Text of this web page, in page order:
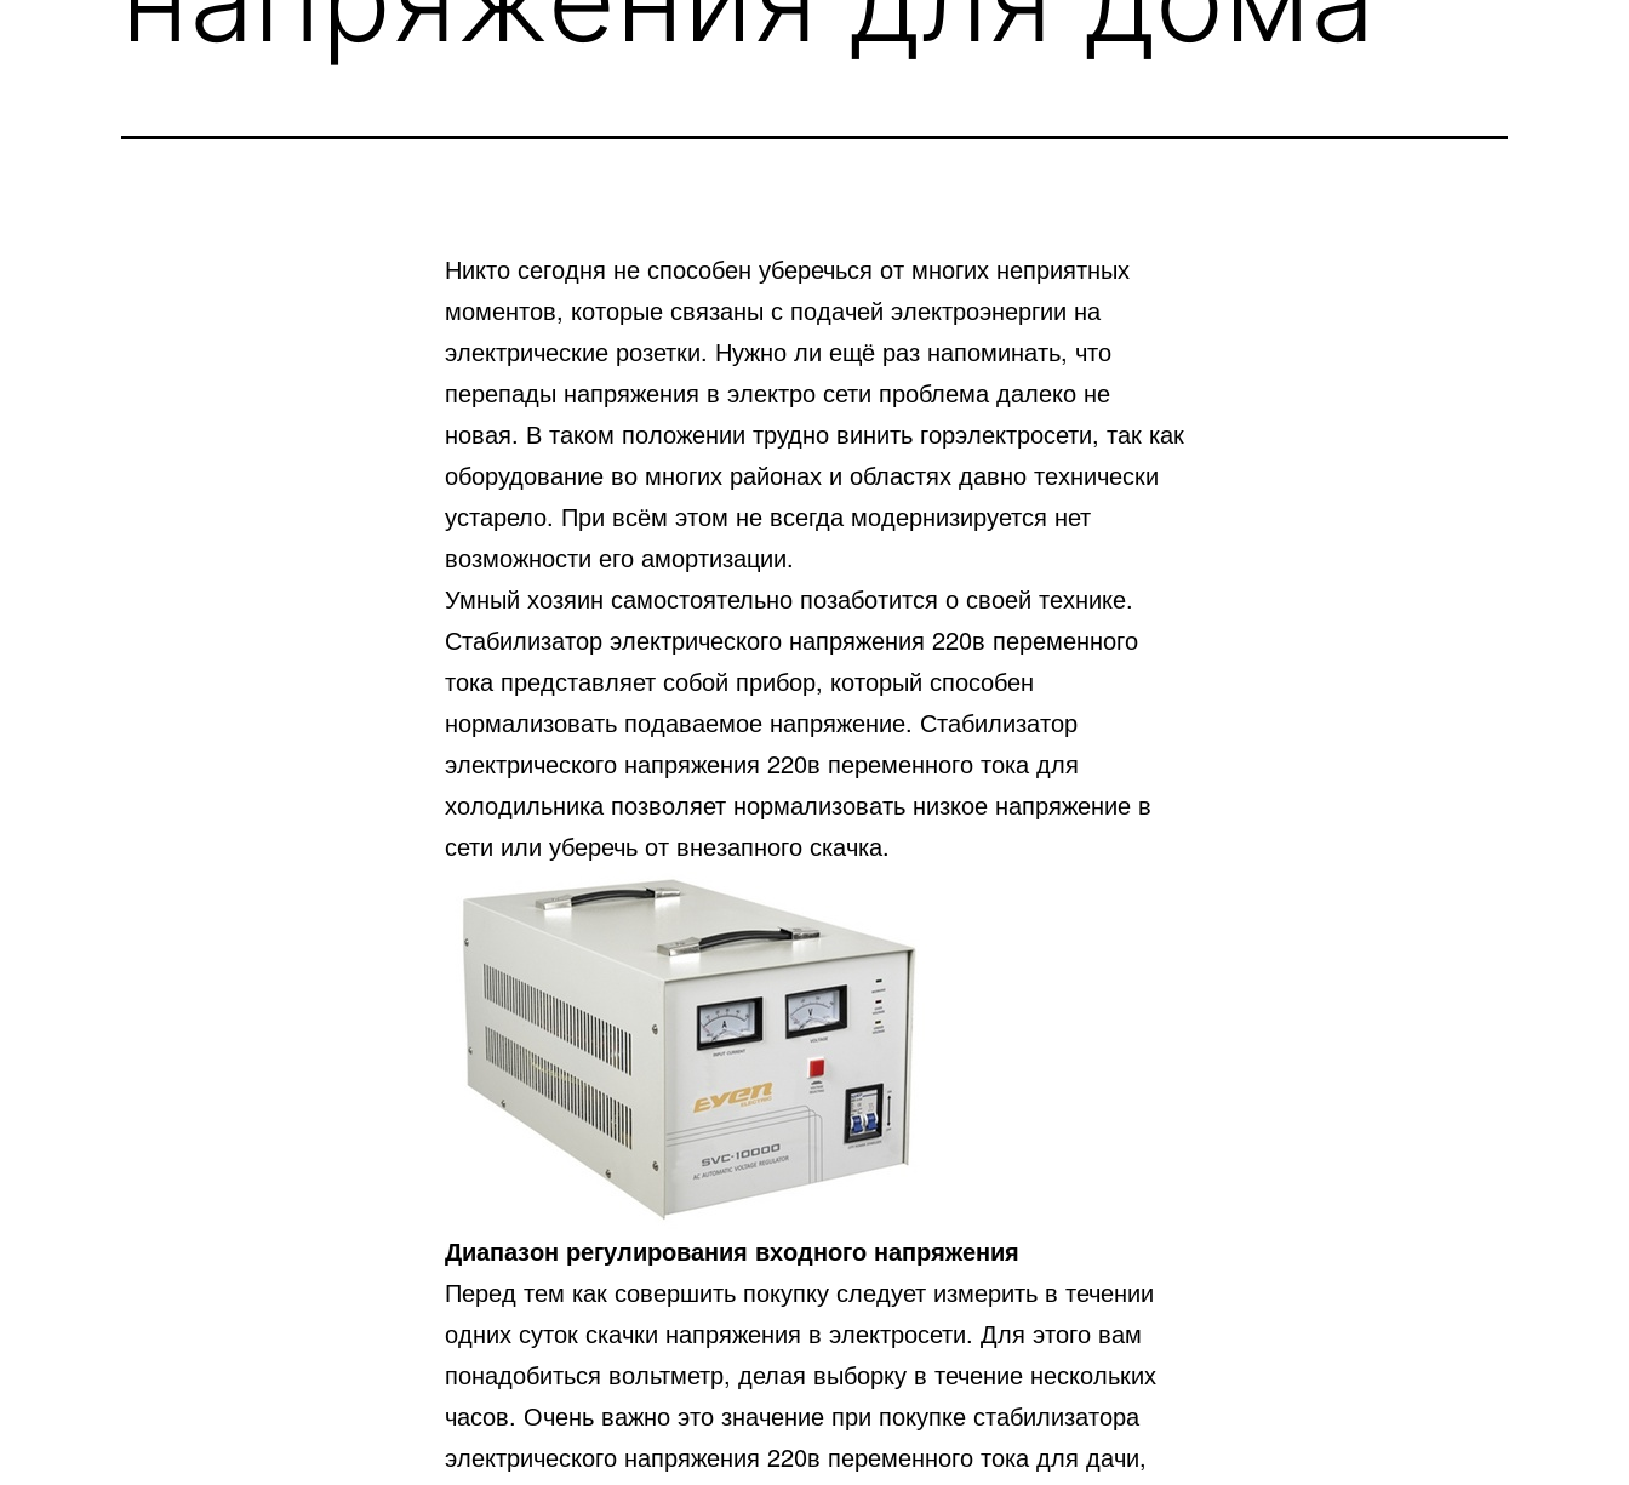
Никто сегодня не способен уберечься от многих неприятных
моментов, которые связаны с подачей электроэнергии на
электрические розетки. Нужно ли ещё раз напоминать, что
перепады напряжения в электро сети проблема далеко не
новая. В таком положении трудно винить горэлектросети, так как
оборудование во многих районах и областях давно технически
устарело. При всём этом не всегда модернизируется нет
возможности его амортизации.
Умный хозяин самостоятельно позаботится о своей технике.
Стабилизатор электрического напряжения 220в переменного
тока представляет собой прибор, который способен
нормализовать подаваемое напряжение. Стабилизатор
электрического напряжения 220в переменного тока для
холодильника позволяет нормализовать низкое напряжение в
сети или уберечь от внезапного скачка.
Диапазон регулирования входного напряжения
Перед тем как совершить покупку следует измерить в течении
одних суток скачки напряжения в электросети. Для этого вам
понадобиться вольтметр, делая выборку в течение нескольких
часов. Очень важно это значение при покупке стабилизатора
электрического напряжения 220в переменного тока для дачи,